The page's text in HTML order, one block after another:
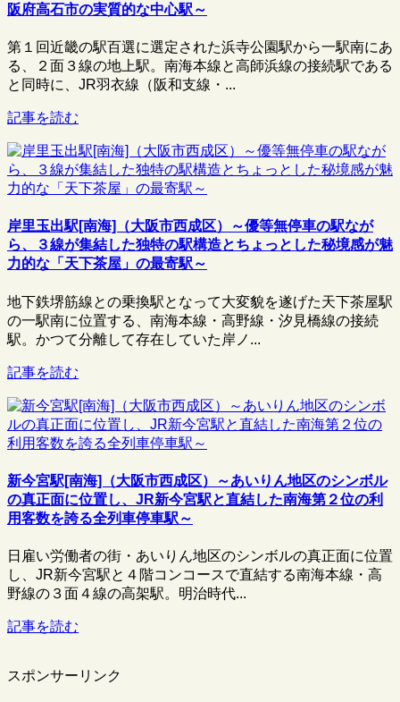
阪府高石市の実質的な中心駅～
第１回近畿の駅百選に選定された浜寺公園駅から一駅南にあ
る、２面３線の地上駅。南海本線と高師浜線の接続駅である
と同時に、JR羽衣線（阪和支線・...
記事を読む
岸里玉出駅[南海]（大阪市西成区）～優等無停車の駅なが
ら、３線が集結した独特の駅構造とちょっとした秘境感が魅
力的な「天下茶屋」の最寄駅～
地下鉄堺筋線との乗換駅となって大変貌を遂げた天下茶屋駅
の一駅南に位置する、南海本線・高野線・汐見橋線の接続
駅。かつて分離して存在していた岸ノ...
記事を読む
新今宮駅[南海]（大阪市西成区）～あいりん地区のシンボル
の真正面に位置し、JR新今宮駅と直結した南海第２位の利
用客数を誇る全列車停車駅～
日雇い労働者の街・あいりん地区のシンボルの真正面に位置
し、JR新今宮駅と４階コンコースで直結する南海本線・高
野線の３面４線の高架駅。明治時代...
記事を読む
スポンサーリンク